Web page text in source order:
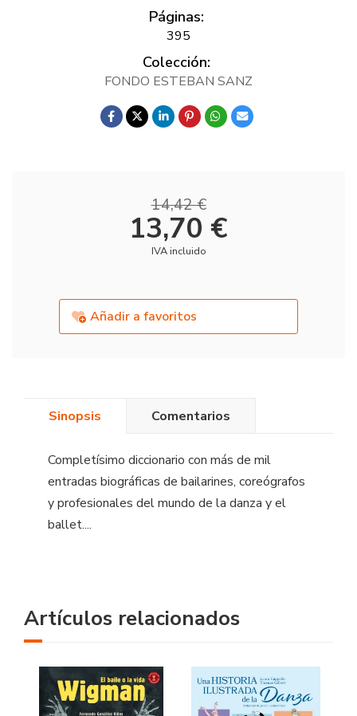
Páginas:
395
Colección:
FONDO ESTEBAN SANZ
14,42 €
13,70 €
IVA incluido
Añadir a favoritos
Sinopsis Comentarios
Completísimo diccionario con más de mil
entradas biográficas de bailarines, coreógrafos
y profesionales del mundo de la danza y el
ballet....
Artículos relacionados